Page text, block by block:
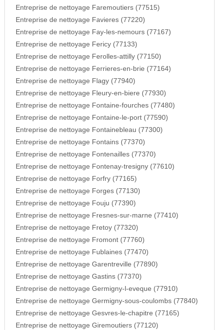
Entreprise de nettoyage Faremoutiers (77515)
Entreprise de nettoyage Favieres (77220)
Entreprise de nettoyage Fay-les-nemours (77167)
Entreprise de nettoyage Fericy (77133)
Entreprise de nettoyage Ferolles-attilly (77150)
Entreprise de nettoyage Ferrieres-en-brie (77164)
Entreprise de nettoyage Flagy (77940)
Entreprise de nettoyage Fleury-en-biere (77930)
Entreprise de nettoyage Fontaine-fourches (77480)
Entreprise de nettoyage Fontaine-le-port (77590)
Entreprise de nettoyage Fontainebleau (77300)
Entreprise de nettoyage Fontains (77370)
Entreprise de nettoyage Fontenailles (77370)
Entreprise de nettoyage Fontenay-tresigny (77610)
Entreprise de nettoyage Forfry (77165)
Entreprise de nettoyage Forges (77130)
Entreprise de nettoyage Fouju (77390)
Entreprise de nettoyage Fresnes-sur-marne (77410)
Entreprise de nettoyage Fretoy (77320)
Entreprise de nettoyage Fromont (77760)
Entreprise de nettoyage Fublaines (77470)
Entreprise de nettoyage Garentreville (77890)
Entreprise de nettoyage Gastins (77370)
Entreprise de nettoyage Germigny-l-eveque (77910)
Entreprise de nettoyage Germigny-sous-coulombs (77840)
Entreprise de nettoyage Gesvres-le-chapitre (77165)
Entreprise de nettoyage Giremoutiers (77120)